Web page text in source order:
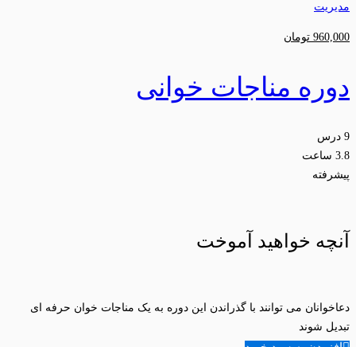
مدیریت
960,000 تومان
دوره مناجات خوانی
9 درس
3.8 ساعت
پیشرفته
آنچه خواهید آموخت
دعاخوانان می توانند با گذراندن این دوره به یک مناجات خوان حرفه ای
تبدیل شوند